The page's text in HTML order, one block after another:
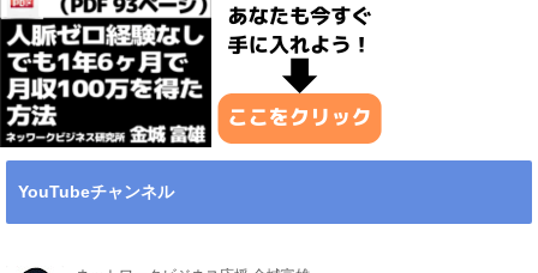
YouTubeチャンネル